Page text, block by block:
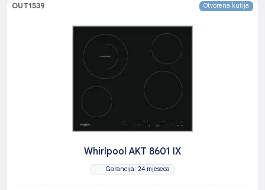
OUT1539 Otvorena kutija
Whirlpool AKT 8601 IX
Garancija: 24 mjeseca